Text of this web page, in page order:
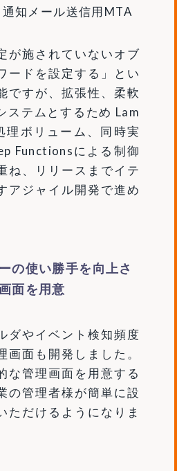
通知メール送信用MTA
が施されていないオブ
ードを設定する」とい
ですが、拡張性、柔軟
ステムとするため Lam
理ボリューム、同時実
Functionsによる制御
ね、リリースまでイテ
アジャイル開発で進め
の使い勝手を向上さ
面を用意
ダやイベント検知頻度
画面も開発しました。
な管理画面を用意する
の管理者様が簡単に設
ただけるようになりま